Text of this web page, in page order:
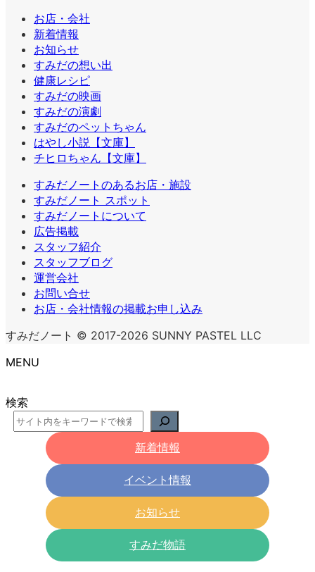
お店・会社
新着情報
お知らせ
すみだの想い出
健康レシピ
すみだの映画
すみだの演劇
すみだのペットちゃん
はやし小説【文庫】
チヒロちゃん【文庫】
すみだノートのあるお店・施設
すみだノート スポット
すみだノートについて
広告掲載
スタッフ紹介
スタッフブログ
運営会社
お問い合せ
お店・会社情報の掲載お申し込み
すみだノート © 2017-2026 SUNNY PASTEL LLC
MENU
検索
新着情報
イベント情報
お知らせ
すみだ物語